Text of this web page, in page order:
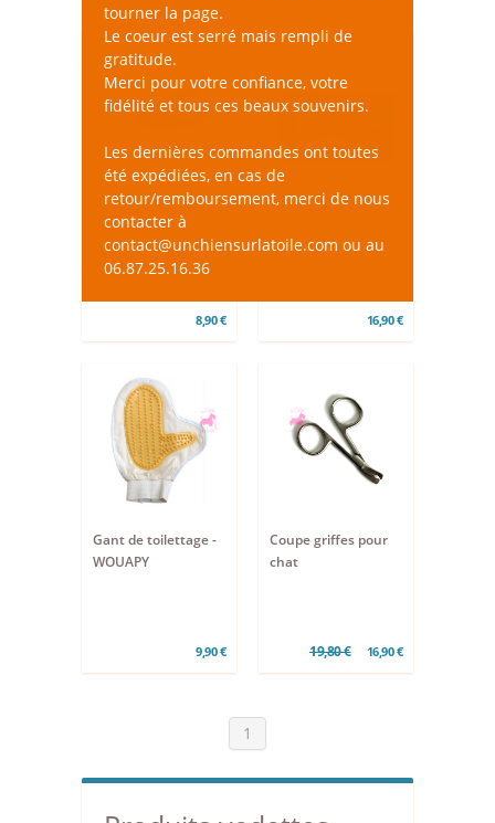
tourner la page.
Le coeur est serré mais rempli de
gratitude.
Merci pour votre confiance, votre
fidélité et tous ces beaux souvenirs.
Les dernières commandes ont toutes
été expédiées, en cas de
retour/remboursement, merci de nous
contacter à
contact@unchiensurlatoile.com ou au
06.87.25.16.36
Coupe griffes
ergonomique pour
chat
8,90 €
Trousse à sourires
16,90 €
Gant de toilettage -
WOUAPY
9,90 €
Coupe griffes pour
chat
19,80 € 16,90 €
1